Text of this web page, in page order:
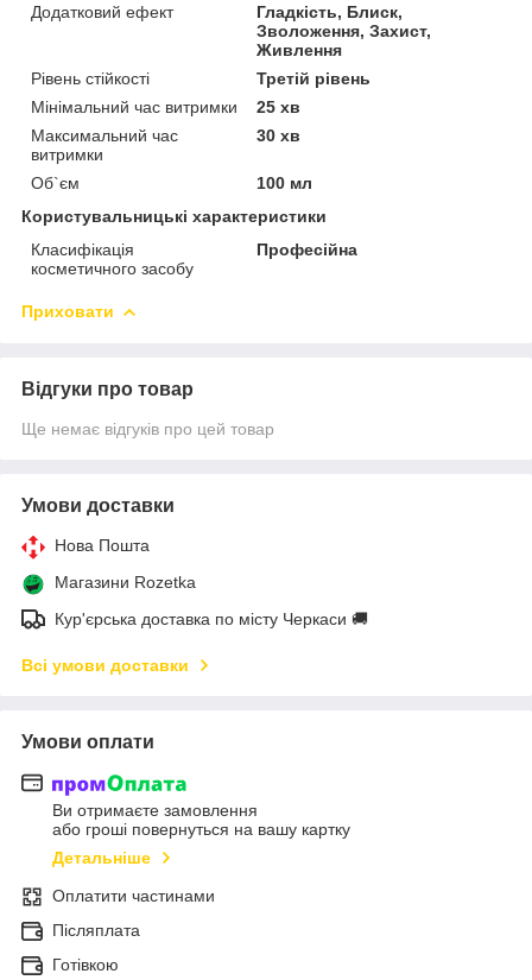
Додатковий ефект
Гладкість, Блиск,
Зволоження, Захист,
Живлення
Рівень стійкості
Третій рівень
Мінімальний час витримки
25 хв
Максимальний час
витримки
30 хв
Об`єм
100 мл
Користувальницькі характеристики
Класифікація
косметичного засобу
Професійна
Приховати
Відгуки про товар
Ще немає відгуків про цей товар
Умови доставки
Нова Пошта
Магазини Rozetka
Кур'єрська доставка по місту Черкаси 🚚
Всі умови доставки
Умови оплати
Ви отримаєте замовлення
або гроші повернуться на вашу картку
Детальніше
Оплатити частинами
Післяплата
Готівкою